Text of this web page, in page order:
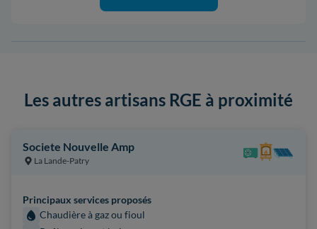
Les autres artisans RGE à proximité
Societe Nouvelle Amp
La Lande-Patry
Principaux services proposés
Chaudière à gaz ou fioul